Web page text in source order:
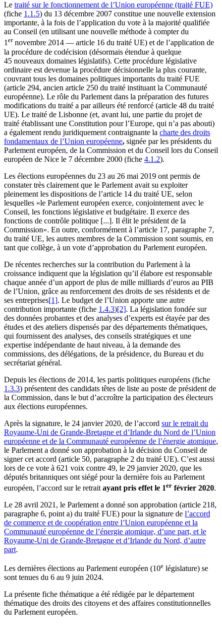
Le traité sur le fonctionnement de l’Union européenne (traité FUE)
(fiche 1.1.5) du 13 décembre 2007 constitue une nouvelle extension
importante, à la fois de l’application du vote à la majorité qualifiée
au Conseil (en utilisant une nouvelle méthode à compter du
1ernovembre 2014 — article 16 du traité UE) et de l’application de
la procédure de codécision (désormais étendue à quelque
45 nouveaux domaines législatifs). Cette procédure législative
ordinaire est devenue la procédure décisionnelle la plus courante,
couvrant tous les domaines politiques importants du traité FUE
(article 294, ancien article 250 du traité instituant la Communauté
européenne). Le rôle du Parlement dans la préparation des futures
modifications du traité a par ailleurs été renforcé (article 48 du traité
UE). Le traité de Lisbonne (et, avant lui, une partie du projet de
traité établissant une Constitution pour l’Europe, qui n’a pas abouti)
a également rendu juridiquement contraignante la charte des droits
fondamentaux de l’Union européenne, signée par les présidents du
Parlement européen, de la Commission et du Conseil lors du Conseil
européen de Nice le 7 décembre 2000 (fiche 4.1.2).
Les élections européennes du 23 au 26 mai 2019 ont permis de
constater très clairement que le Parlement avait su exploiter
pleinement les dispositions de l’article 14 du traité UE, selon
lesquelles «le Parlement européen exerce, conjointement avec le
Conseil, les fonctions législative et budgétaire. Il exerce des
fonctions de contrôle politique [...]. Il élit le président de la
Commission». En outre, conformément à l’article 17, paragraphe 7,
du traité UE, les autres membres de la Commission sont soumis, en
tant que collège, à un vote d’approbation du Parlement européen.
De récentes recherches sur la contribution du Parlement à la
croissance indiquent que la législation qu’il élabore est responsable
chaque année d’un apport de plus de mille milliards d’euros au PIB
de l’Union, grâce au renforcement des droits de ses résidents et de
ses entreprises[1]. Le budget de l’Union apporte une autre
contribution importante (fiche 1.4.3)[2]. La législation fondée sur
des données probantes et des analyses d’experts est étayée par des
études et des ateliers dispensés par des départements thématiques,
qui fournissent des analyses, des conseils stratégiques et une
expertise indépendante de haut niveau, à la demande des
commissions, des délégations, de la présidence, du Bureau et du
secrétariat général.
Depuis les élections de 2014, les partis politiques européens (fiche
1.3.3) présentent des candidats têtes de liste au poste de président de
la Commission, dans le but d’accroître la participation des électeurs
aux élections européennes.
Après la signature, le 24 janvier 2020, de l’accord sur le retrait du
Royaume-Uni de Grande-Bretagne et d’Irlande du Nord de l’Union
européenne et de la Communauté européenne de l’énergie atomique,
le Parlement a donné son approbation à la décision du Conseil de
signer cet accord (article 50, paragraphe 2 du traité UE). C’est aussi
lors de ce vote à 621 voix contre 49, le 29 janvier 2020, que les
députés britanniques ont siégé pour la dernière fois au Parlement
européen, l’accord sur le retrait ayant pris effet le 1er février 2020.
Le 28 avril 2021, le Parlement a donné son approbation (article 218,
paragraphe 6, point a) du traité FUE) pour la signature de l’accord
de commerce et de coopération entre l’Union européenne et la
Communauté européenne de l’énergie atomique, d’une part, et le
Royaume-Uni de Grande-Bretagne et d’Irlande du Nord, d’autre
part.
Les dernières élections au Parlement européen (10e législature) se
sont tenues du 6 au 9 juin 2024.
La présente fiche thématique a été rédigée par le département
thématique des droits des citoyens et des affaires constitutionnelles
du Parlement européen.